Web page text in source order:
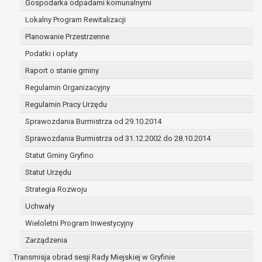
Gospodarka odpadami komunalnymi
Lokalny Program Rewitalizacji
Planowanie Przestrzenne
Podatki i opłaty
Raport o stanie gminy
Regulamin Organizacyjny
Regulamin Pracy Urzędu
Sprawozdania Burmistrza od 29.10.2014
Sprawozdania Burmistrza od 31.12.2002 do 28.10.2014
Statut Gminy Gryfino
Statut Urzędu
Strategia Rozwoju
Uchwały
Wieloletni Program Inwestycyjny
Zarządzenia
Transmisja obrad sesji Rady Miejskiej w Gryfinie
(merytorycznych), a także obowiązków i
zadań zleconych przez instytucje
nadrzędne wobec Gminy;
zawarcia i realizacji umów;
ochrony żywotnych interesów osoby, której
dane dotyczą, lub innej osoby fizycznej;
wykonania zadania realizowanego w
interesie publicznym lub w ramach
sprawowania władzy publicznej
powierzonej administratorowi;
w pozostałych przypadkach dane osobowe
przetwarzane są wyłącznie na podstawie
wcześniej udzielonej zgody w zakresie i celu
określonym w treści zgody.
W związku z przetwarzaniem danych w celu
wskazanym w pkt. 3, dane osobowe mogą być
udostępniane innym upoważnionym odbiorcom lub
kategoriom odbiorców danych osobowych.
Odbiorcami mogą być:
podmioty, które przetwarzają dane